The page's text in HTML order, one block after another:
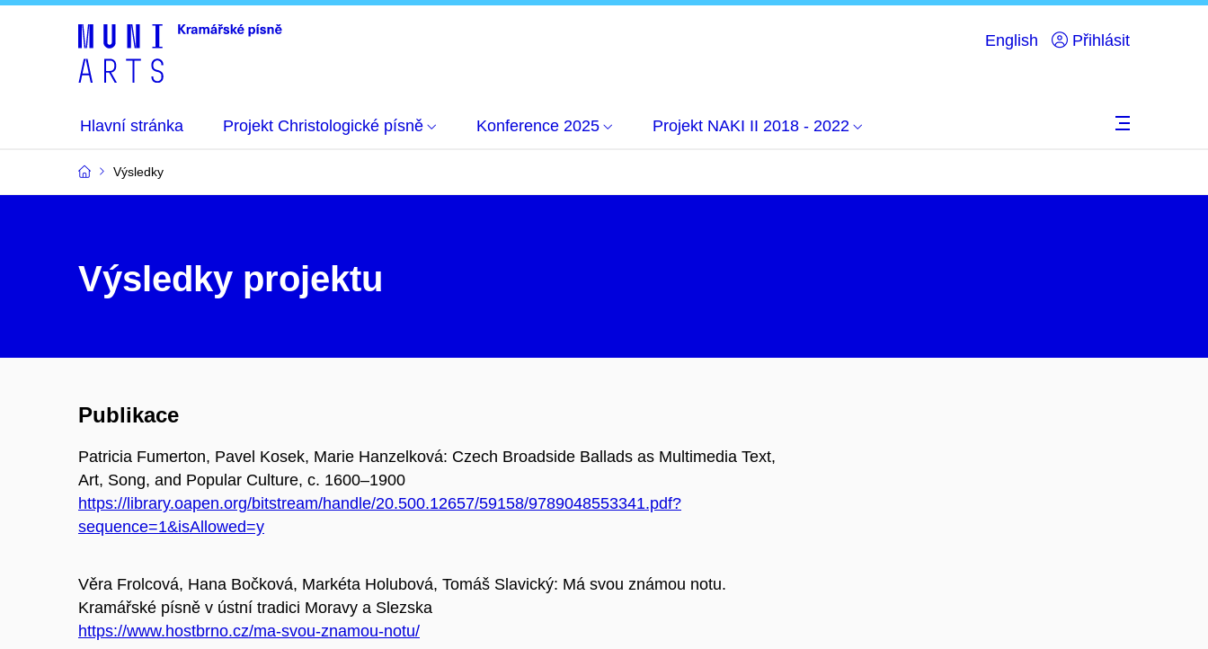
English Přihlásit
Hlavní stránka Projekt Christologické písně Konference 2025 Projekt NAKI II 2018 - 2022
Výsledky
Výsledky projektu
Publikace
Patricia Fumerton, Pavel Kosek, Marie Hanzelková: Czech Broadside Ballads as Multimedia Text,
Art, Song, and Popular Culture, c. 1600–1900
https://library.oapen.org/bitstream/handle/20.500.12657/59158/9789048553341.pdf?
sequence=1&isAllowed=y
Věra Frolcová, Hana Bočková, Markéta Holubová, Tomáš Slavický: Má svou známou notu.
Kramářské písně v ústní tradici Moravy a Slezska
https://www.hostbrno.cz/ma-svou-znamou-notu/